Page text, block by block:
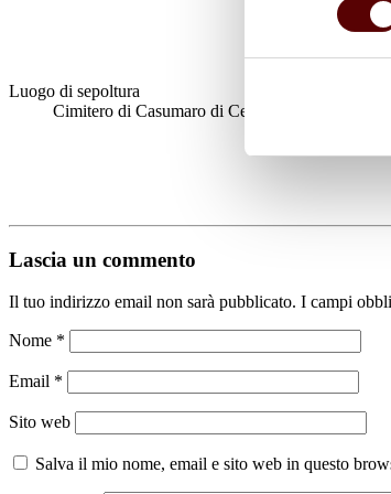
Luogo di sepoltura
Cimitero di Casumaro di Cento (FE)
Lascia un commento
Il tuo indirizzo email non sarà pubblicato. I campi
Nome *
Email *
Sito web
Salva il mio nome, email e sito web in questo